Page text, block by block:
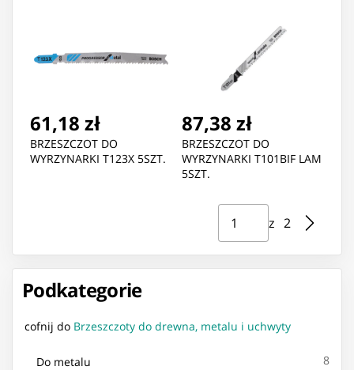
Podkategorie
cofnij do Brzeszczoty do drewna, metalu i uchwyty
Do metalu 8
61,18 zł
BRZESZCZOT DO
WYRZYNARKI T123X 5SZT.
87,38 zł
BRZESZCZOT DO
WYRZYNARKI T101BIF LAM
5SZT.
Strona ⁨1⁩ z ⁨2⁩
z ⁨2⁩
Przejdź do strony